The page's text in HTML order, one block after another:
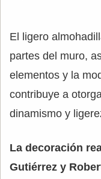
El ligero
partes del muro,
elementos y la
contribuye a
dinamismo y
La decoración
Gutiérrez y